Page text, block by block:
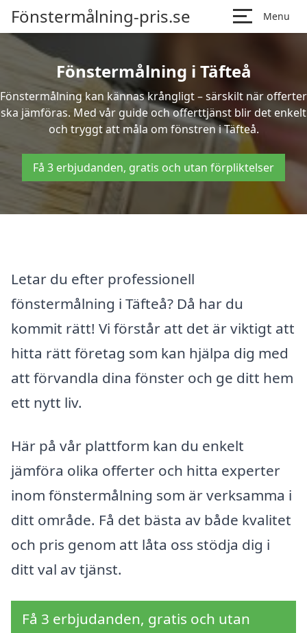
Fönstermålning-pris.se Menu
Fönstermålning i Täfteå
Fönstermålning kan kännas krångligt – särskilt när offerter
ska jämföras. Med vår guide och offerttjänst blir det enkelt
och tryggt att måla om fönstren i Täfteå.
Få 3 erbjudanden, gratis och utan förpliktelser
Letar du efter professionell
fönstermålning i Täfteå? Då har du
kommit rätt! Vi förstår att det är viktigt att
hitta rätt företag som kan hjälpa dig med
att förvandla dina fönster och ge ditt hem
ett nytt liv.
Här på vår plattform kan du enkelt
jämföra olika offerter och hitta experter
inom fönstermålning som är verksamma i
ditt område. Få det bästa av både kvalitet
och pris genom att låta oss stödja dig i
ditt val av tjänst.
Få 3 erbjudanden, gratis och utan